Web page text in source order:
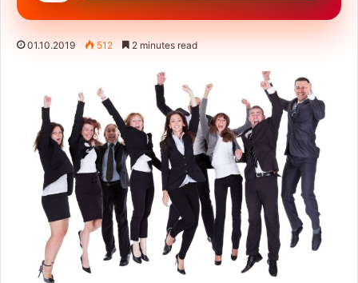
01.10.2019 512 2 minutes read